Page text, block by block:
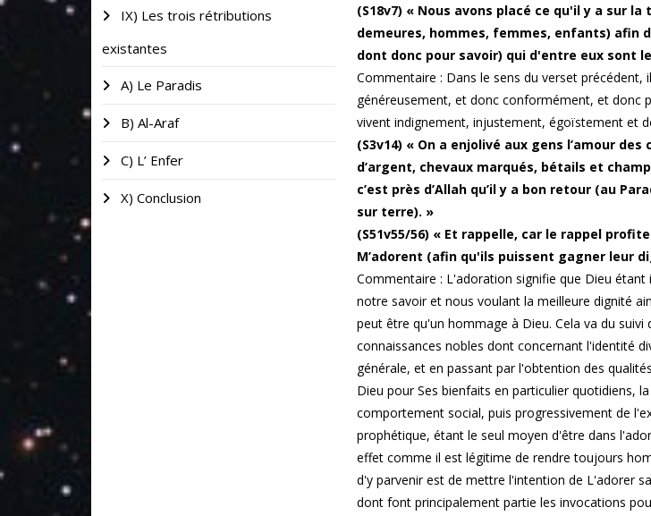
IX) Les trois rétributions
existantes
A) Le Paradis
B) Al-Araf
C) L’ Enfer
X) Conclusion
(S18v7) « Nous avons placé ce qu'il y a sur
demeures, hommes, femmes, enfants) afin
dont donc pour savoir) qui d'entre eux sont
Commentaire : Dans le sens du verset
généreusement, et donc conformément, et donc
vivent indignement, injustement, égoïstement et
(S3v14) « On a enjolivé aux gens l’amour
d’argent, chevaux marqués, bétails et
c’est près d’Allah qu’il y a bon retour (au
sur terre). »
(S51v55/56) « Et rappelle, car le rappel
M’adorent (afin qu'ils puissent gagner leur
Commentaire : L'adoration signifie que Dieu
notre savoir et nous voulant la meilleure dignité
peut être qu'un hommage à Dieu. Cela va du
connaissances nobles dont concernant l'identité
générale, et en passant par l'obtention des
Dieu pour Ses bienfaits en particulier quotidiens,
comportement social, puis progressivement de
prophétique, étant le seul moyen d'être dans
effet comme il est légitime de rendre toujours
d'y parvenir est de mettre l'intention de L'adorer
dont font principalement partie les invocations